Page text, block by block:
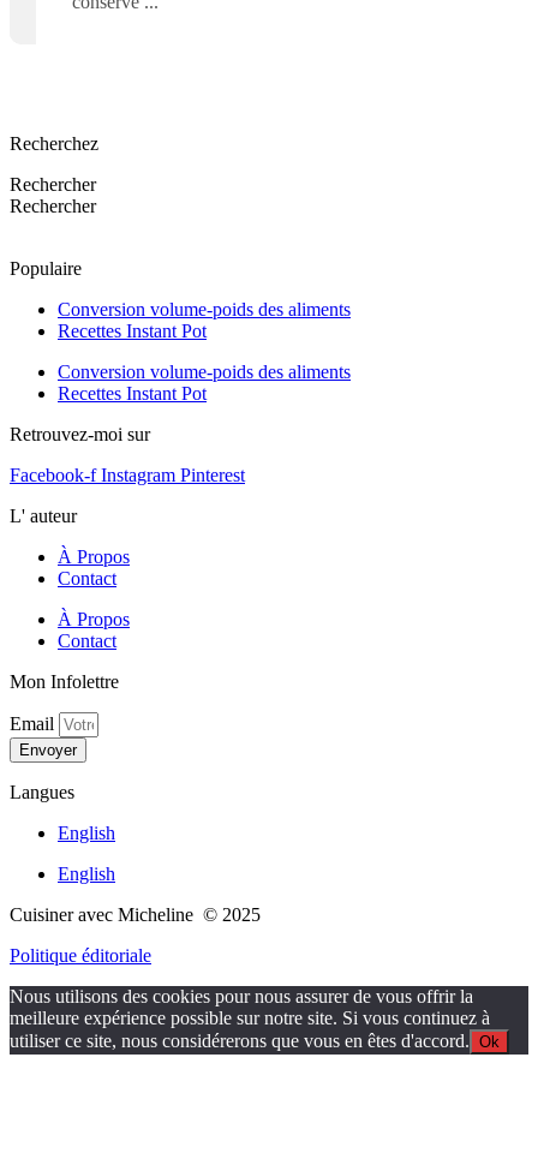
Recherchez
Rechercher
Rechercher
Populaire
Conversion volume-poids des aliments
Recettes Instant Pot
Conversion volume-poids des aliments
Recettes Instant Pot
Retrouvez-moi sur
Facebook-f Instagram Pinterest
L' auteur
À Propos
Contact
À Propos
Contact
Mon Infolettre
Email
Envoyer
Langues
English
English
Cuisiner avec Micheline © 2025
Politique éditoriale
Nous utilisons des cookies pour nous assurer de vous offrir la
meilleure expérience possible sur notre site. Si vous continuez à
utiliser ce site, nous considérerons que vous en êtes d'accord. Ok